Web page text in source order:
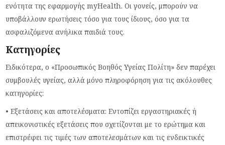
ενότητα της εφαρμογής myHealth. Οι γονείς, μπορούν να
υποβάλλουν ερωτήσεις τόσο για τους ίδιους, όσο για τα
ασφαλιζόμενα ανήλικα παιδιά τους.
Κατηγορίες
Ειδικότερα, ο «Προσωπικός Βοηθός Υγείας Πολίτη» δεν παρέχει
συμβουλές υγείας, αλλά μόνο πληροφόρηση για τις ακόλουθες
κατηγορίες:
• Εξετάσεις και αποτελέσματα: Εντοπίζει εργαστηριακές ή
απεικονιστικές εξετάσεις που σχετίζονται με το ερώτημα και
επιστρέφει τις τιμές των αποτελεσμάτων και τις ενδεικτικές